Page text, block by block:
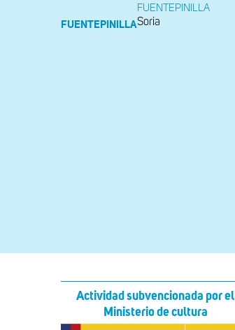
navegación
FUENTEPINILLA
FUENTEPINILLA
Soria
Actividad subvencionada por el
Ministerio de cultura